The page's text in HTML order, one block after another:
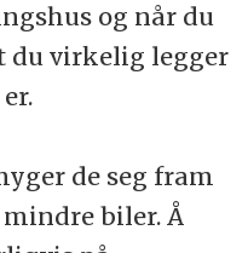
og når du
du virkelig legger
de seg fram
biler. Å